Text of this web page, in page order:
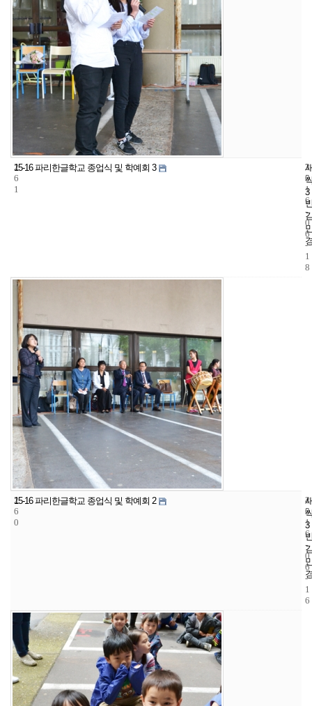
2
6
1
15-16 파리한글학교 종업식 및 학예회 3
3
3
5
2
0
1
6
-
0
6
-
1
8
2
6
0
15-16 파리한글학교 종업식 및 학예회 2
3
4
5
2
0
1
6
-
0
6
-
1
6